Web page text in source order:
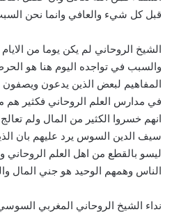
قبل كل شيء والعافي وانما نحن
الشيخ الروحاني لم يكن يوما من الايام
والسبب في تواجده اليوم هنا هو
المفاهيم لبعض الذين يدعون ويصفون
في مدارس العلم الروحاني فكثير هم
انهم خسروا الكثير من المال ولم
سيف الدين السوس يرد عليهم بان
ليسو بالقطع من اهل العلم
الناس وهمهم الوحيد هو جني المال
نداء الشيخ الروحاني المغربي